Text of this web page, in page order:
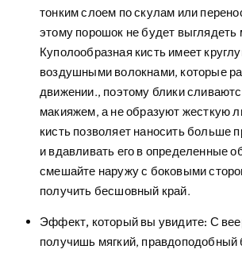
тонким слоем по скулам или
этому порошок не будет
Куполообразная кисть имеет
воздушными волокнами, которые
движении., поэтому блики
макияжем, а не образуют жесткую
кисть позволяет наносить больше
и вдавливать его в определенные
смешайте наружу с боковыми
получить бесшовный край.
Эффект, который вы увидите: С
получишь мягкий, правдоподобный